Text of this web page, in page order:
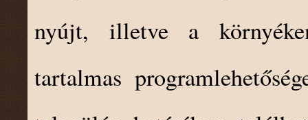
nyújt, illetve a
tartalmas